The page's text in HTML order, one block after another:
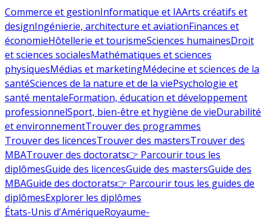
Commerce et gestionInformatique et IAArts créatifs et
designIngénierie, architecture et aviationFinances et
économieHôtellerie et tourismeSciences humainesDroit
et sciences socialesMathématiques et sciences
physiquesMédias et marketingMédecine et sciences de la
santéSciences de la nature et de la viePsychologie et
santé mentaleFormation, éducation et développement
professionnelSport, bien-être et hygiène de vieDurabilité
et environnementTrouver des programmes
Trouver des licencesTrouver des mastersTrouver des
MBATrouver des doctorats👉 Parcourir tous les
diplômesGuide des licencesGuide des mastersGuide des
MBAGuide des doctorats👉 Parcourir tous les guides de
diplômesExplorer les diplômes
États-Unis d'AmériqueRoyaume-